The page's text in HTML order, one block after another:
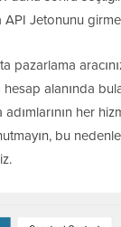
API Jetonunu
pazarlama
alanında
adımlarının her
bu